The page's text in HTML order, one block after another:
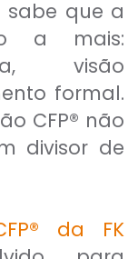
sabe que a
a mais:
visão
formal.
CFP® não
divisor de
da FK